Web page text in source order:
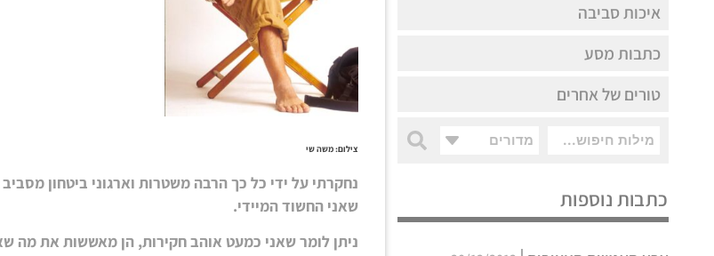
איכות סביבה
כתבות מסע
טורים של אחרים
מדורים
כתבות נוספות
צילום: משה שי
נחקרתי על ידי כל כך הרבה משטרות וארגוני ביטחון
שאני החשוד המיידי.
ניתן לומר שאני כמעט אוהב חקירות, הן מאששות את מה